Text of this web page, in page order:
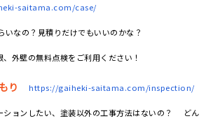
saitama.com/case/
なの？見積りだけでもいいのかな？
外壁の無料点検をご利用ください！
り https://gaiheki-saitama.com/inspection/
ョンしたい、塗装以外の工事方法はないの？ どん